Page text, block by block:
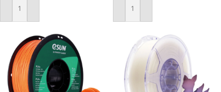
Ajouter Au Panier Ajouter Au Panier